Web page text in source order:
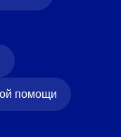
помощи